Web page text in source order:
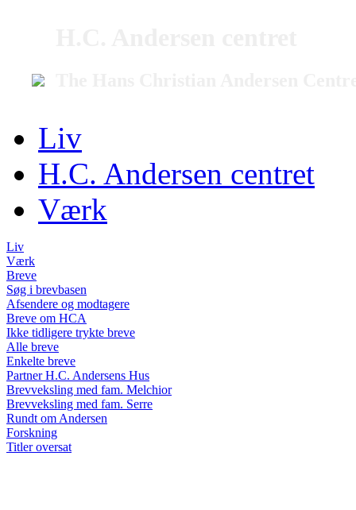
Liv
H.C. Andersen centret
Værk
Liv
Værk
Breve
Søg i brevbasen
Afsendere og modtagere
Breve om HCA
Ikke tidligere trykte breve
Alle breve
Enkelte breve
Partner H.C. Andersens Hus
Brevveksling med fam. Melchior
Brevveksling med fam. Serre
Rundt om Andersen
Forskning
Titler oversat